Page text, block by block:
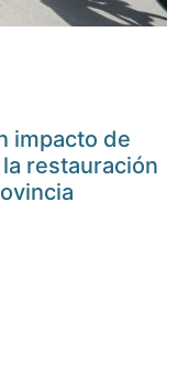
impacto de
restauración